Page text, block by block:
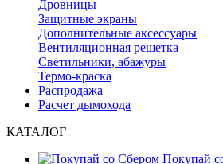
Дровницы
Защитные экраны
Дополнительные аксессуары
Вентиляционная решетка
Светильники, абажуры
Термо-краска
Распродажа
Расчет дымохода
КАТАЛОГ
Покупай